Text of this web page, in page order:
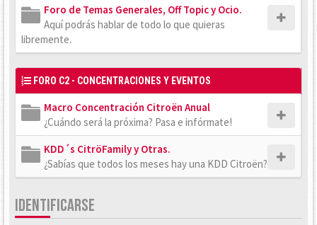
Foro de Temas Generales, Off Topic y Ocio.
Aquí podrás hablar de todo lo que quieras
libremente.
FORO C2 - CONCENTRACIONES Y EVENTOS
Macro Concentración Citroën Anual
¿Cuándo será la próxima? Pasa e infórmate!
KDD´s CitröFamily y Otras.
¿Sabías que todos los meses hay una KDD Citroën?
IDENTIFICARSE